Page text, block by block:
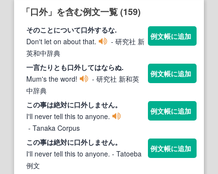
「口外」を含む例文一覧 (159)
そのことについて口外するな.
Don't let on about that.
- 研究社 新
英和中辞典
例文帳に追加
一言たりとも口外してはならぬ.
Mum's the word!
- 研究社 新和英
中辞典
例文帳に追加
この事は絶対に口外しません。
I'll never tell this to anyone.
- Tanaka Corpus
例文帳に追加
この事は絶対に口外しません。
I'll never tell this to anyone. - Tatoeba
例文
例文帳に追加